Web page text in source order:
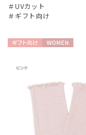
その他
＃UVカット
＃ギフト向け
向け